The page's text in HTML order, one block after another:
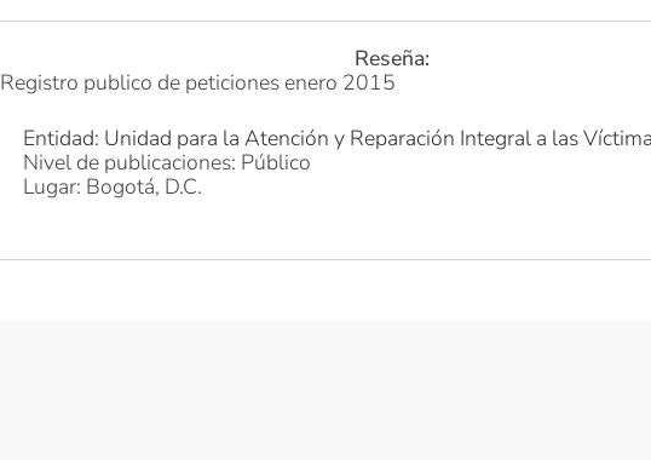
Reseña:
Registro publico de peticiones enero 2015
Entidad: Unidad para la Atención y Reparación Integral a las
Nivel de publicaciones: Público
Lugar: Bogotá, D.C.